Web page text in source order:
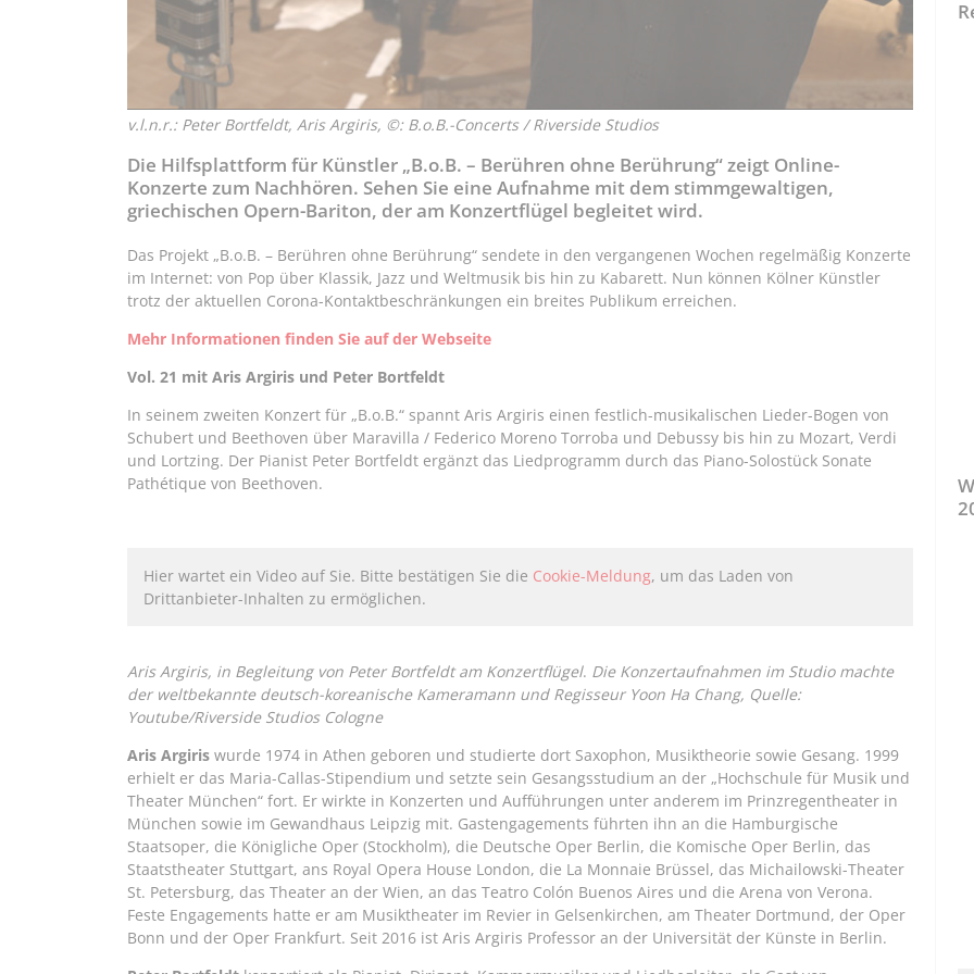
v.l.n.r.: Peter Bortfeldt, Aris Argiris, ©: B.o.B.-Concerts / Riverside Studios
Die Hilfsplattform für Künstler „B.o.B. – Berühren ohne Berührung“ zeigt Online-
Konzerte zum Nachhören. Sehen Sie eine Aufnahme mit dem stimmgewaltigen,
griechischen Opern-Bariton, der am Konzertflügel begleitet wird.
Das Projekt „B.o.B. – Berühren ohne Berührung“ sendete in den vergangenen Wochen regelmäßig Konzerte
im Internet: von Pop über Klassik, Jazz und Weltmusik bis hin zu Kabarett. Nun können Kölner Künstler
trotz der aktuellen Corona-Kontaktbeschränkungen ein breites Publikum erreichen.
Mehr Informationen finden Sie auf der Webseite
Vol. 21 mit Aris Argiris und Peter Bortfeldt
In seinem zweiten Konzert für „B.o.B.“ spannt Aris Argiris einen festlich-musikalischen Lieder-Bogen von
Schubert und Beethoven über Maravilla / Federico Moreno Torroba und Debussy bis hin zu Mozart, Verdi
und Lortzing. Der Pianist Peter Bortfeldt ergänzt das Liedprogramm durch das Piano-Solostück Sonate
Pathétique von Beethoven.
Hier wartet ein Video auf Sie. Bitte bestätigen Sie die Cookie-Meldung, um das Laden von
Drittanbieter-Inhalten zu ermöglichen.
Aris Argiris, in Begleitung von Peter Bortfeldt am Konzertflügel. Die Konzertaufnahmen im Studio machte
der weltbekannte deutsch-koreanische Kameramann und Regisseur Yoon Ha Chang, Quelle:
Youtube/Riverside Studios Cologne
Aris Argiris wurde 1974 in Athen geboren und studierte dort Saxophon, Musiktheorie sowie Gesang. 1999
erhielt er das Maria-Callas-Stipendium und setzte sein Gesangsstudium an der „Hochschule für Musik und
Theater München“ fort. Er wirkte in Konzerten und Aufführungen unter anderem im Prinzregentheater in
München sowie im Gewandhaus Leipzig mit. Gastengagements führten ihn an die Hamburgische
Staatsoper, die Königliche Oper (Stockholm), die Deutsche Oper Berlin, die Komische Oper Berlin, das
Staatstheater Stuttgart, ans Royal Opera House London, die La Monnaie Brüssel, das Michailowski-Theater
St. Petersburg, das Theater an der Wien, an das Teatro Colón Buenos Aires und die Arena von Verona.
Feste Engagements hatte er am Musiktheater im Revier in Gelsenkirchen, am Theater Dortmund, der Oper
Bonn und der Oper Frankfurt. Seit 2016 ist Aris Argiris Professor an der Universität der Künste in Berlin.